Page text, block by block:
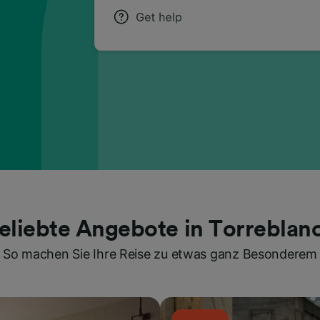
Angebote in
So machen Sie Ihre Reise zu etwas ganz Besonderem